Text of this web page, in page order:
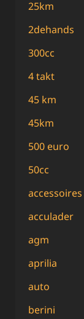
25km
2dehands
300cc
4 takt
45 km
45km
500 euro
50cc
accessoires
acculader
agm
aprilia
auto
berini